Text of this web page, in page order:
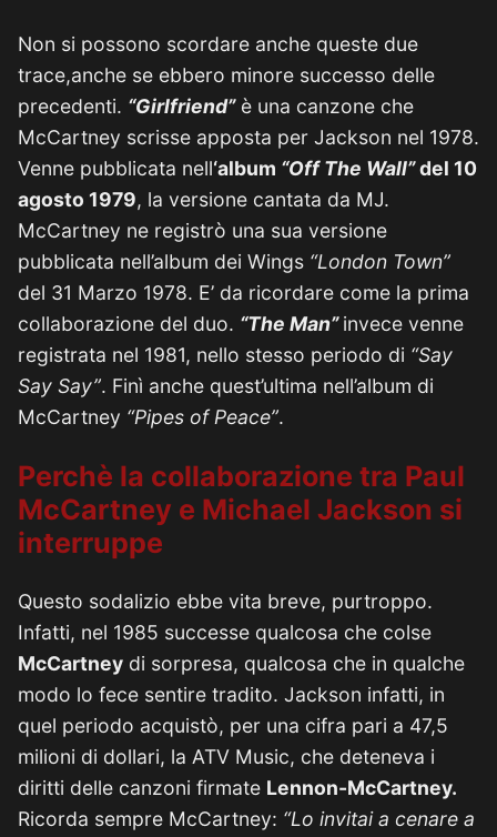
Non si possono scordare anche queste due
trace,anche se ebbero minore successo delle
precedenti. “Girlfriend” è una canzone che
McCartney scrisse apposta per Jackson nel 1978.
Venne pubblicata nell‘album “Off The Wall”del 10
agosto 1979, la versione cantata da MJ.
McCartney ne registrò una sua versione
pubblicata nell’album dei Wings “London Town”
del 31 Marzo 1978. E’ da ricordare come la prima
collaborazione del duo. “The Man” invece venne
registrata nel 1981, nello stesso periodo di “Say
Say Say”. Finì anche quest’ultima nell’album di
McCartney “Pipes of Peace”.
Perchè la collaborazione tra Paul
McCartney e Michael Jackson si
interruppe
Questo sodalizio ebbe vita breve, purtroppo.
Infatti, nel 1985 successe qualcosa che colse
McCartney di sorpresa, qualcosa che in qualche
modo lo fece sentire tradito. Jackson infatti, in
quel periodo acquistò, per una cifra pari a 47,5
milioni di dollari, la ATV Music, che deteneva i
diritti delle canzoni firmate Lennon-McCartney.
Ricorda sempre McCartney: “Lo invitai a cenare a